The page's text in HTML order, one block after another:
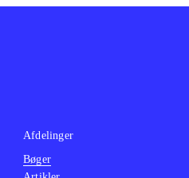
Afdelinger
Bøger